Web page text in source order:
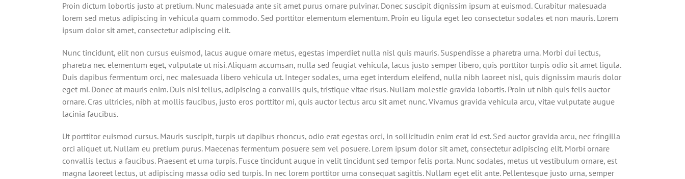
Proin dictum lobortis justo at pretium. Nunc malesuada ante sit amet purus ornare pulvinar. Donec suscipit dignissim ipsum at euismod. Curabitur malesuada
lorem sed metus adipiscing in vehicula quam commodo. Sed porttitor elementum elementum. Proin eu ligula eget leo consectetur sodales et non mauris. Lorem
ipsum dolor sit amet, consectetur adipiscing elit.
Nunc tincidunt, elit non cursus euismod, lacus augue ornare metus, egestas imperdiet nulla nisl quis mauris. Suspendisse a pharetra urna. Morbi dui lectus,
pharetra nec elementum eget, vulputate ut nisi. Aliquam accumsan, nulla sed feugiat vehicula, lacus justo semper libero, quis porttitor turpis odio sit amet ligula.
Duis dapibus fermentum orci, nec malesuada libero vehicula ut. Integer sodales, urna eget interdum eleifend, nulla nibh laoreet nisl, quis dignissim mauris dolor
eget mi. Donec at mauris enim. Duis nisi tellus, adipiscing a convallis quis, tristique vitae risus. Nullam molestie gravida lobortis. Proin ut nibh quis felis auctor
ornare. Cras ultricies, nibh at mollis faucibus, justo eros porttitor mi, quis auctor lectus arcu sit amet nunc. Vivamus gravida vehicula arcu, vitae vulputate augue
lacinia faucibus.
Ut porttitor euismod cursus. Mauris suscipit, turpis ut dapibus rhoncus, odio erat egestas orci, in sollicitudin enim erat id est. Sed auctor gravida arcu, nec fringilla
orci aliquet ut. Nullam eu pretium purus. Maecenas fermentum posuere sem vel posuere. Lorem ipsum dolor sit amet, consectetur adipiscing elit. Morbi ornare
convallis lectus a faucibus. Praesent et urna turpis. Fusce tincidunt augue in velit tincidunt sed tempor felis porta. Nunc sodales, metus ut vestibulum ornare, est
magna laoreet lectus, ut adipiscing massa odio sed turpis. In nec lorem porttitor urna consequat sagittis. Nullam eget elit ante. Pellentesque justo urna, semper